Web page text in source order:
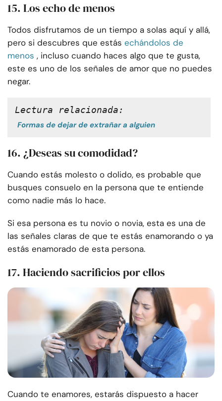
15. Los echo de menos
Todos disfrutamos de un tiempo a solas aquí y allá,
pero si descubres que estás echándolos de
menos , incluso cuando haces algo que te gusta,
este es uno de los señales de amor que no puedes
negar.
Lectura relacionada:
Formas de dejar de extrañar a alguien
16. ¿Deseas su comodidad?
Cuando estás molesto o dolido, es probable que
busques consuelo en la persona que te entiende
como nadie más lo hace.
Si esa persona es tu novio o novia, esta es una de
las señales claras de que te estás enamorando o ya
estás enamorado de esta persona.
17. Haciendo sacrificios por ellos
Cuando te enamores, estarás dispuesto a hacer